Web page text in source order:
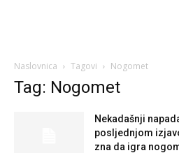
Naslovnica Tagovi Nogomet
Tag: Nogomet
Nekadašnji
posljednjom
zna da igra